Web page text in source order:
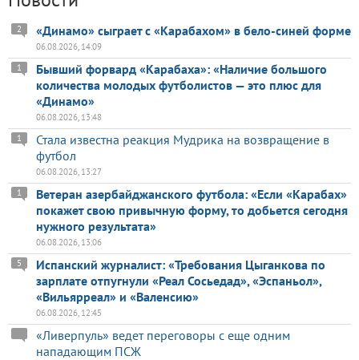
«Динамо» сыграет с «Карабахом» в бело-синей форме
2
06.08.2026, 14:09
Бывший форвард «Карабаха»: «Наличие большого
количества молодых футболистов — это плюс для
«Динамо»
1
06.08.2026, 13:48
Стала известна реакция Мудрика на возвращение в
футбол
1
06.08.2026, 13:27
Ветеран азербайджанского футбола: «Если «Карабах»
покажет свою привычную форму, то добьется сегодня
нужного результата»
1
06.08.2026, 13:06
Испанский журналист: «Требования Цыганкова по
зарплате отпугнули «Реал Сосьедад», «Эспаньол»,
«Вильярреал» и «Валенсию»
5
06.08.2026, 12:45
«Ливерпуль» ведет переговоры с еще одним
нападающим ПСЖ